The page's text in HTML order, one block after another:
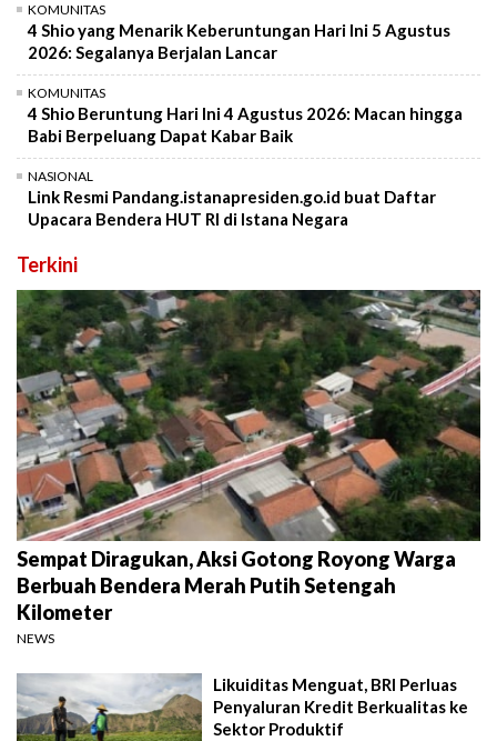
KOMUNITAS
4 Shio yang Menarik Keberuntungan Hari Ini 5 Agustus
2026: Segalanya Berjalan Lancar
KOMUNITAS
4 Shio Beruntung Hari Ini 4 Agustus 2026: Macan hingga
Babi Berpeluang Dapat Kabar Baik
NASIONAL
Link Resmi Pandang.istanapresiden.go.id buat Daftar
Upacara Bendera HUT RI di Istana Negara
Terkini
Sempat Diragukan, Aksi Gotong Royong Warga
Berbuah Bendera Merah Putih Setengah
Kilometer
NEWS
Likuiditas Menguat, BRI Perluas
Penyaluran Kredit Berkualitas ke
Sektor Produktif